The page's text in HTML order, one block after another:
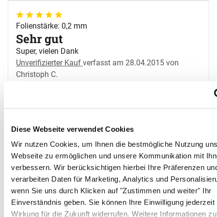
Diese Webseite verwendet Cookies
Wir nutzen Cookies, um Ihnen die bestmögliche Nutzung
Webseite zu ermöglichen und unsere Kommunikation mit
verbessern. Wir berücksichtigen hierbei Ihre Präferenzen
verarbeiten Daten für Marketing, Analytics und
wenn Sie uns durch Klicken auf "Zustimmen und weiter" Ihr
Einverständnis geben. Sie können Ihre Einwilligung jederzeit
Wirkung für die Zukunft widerrufen. Weitere Informationen
5 von 5
Folienstärke: 0,2 mm
Sehr gut
Super, vielen Dank
Unverifizierter Kauf verfasst am 28.04.2015 von
Christoph C.
Sehr gut
Allwes i.o
Unverifizierter Kaufverfasst am 22.07.2015 von
Marita M.
0 von 0Kunden fanden diese Bewertung hilfreich.
5 von 5